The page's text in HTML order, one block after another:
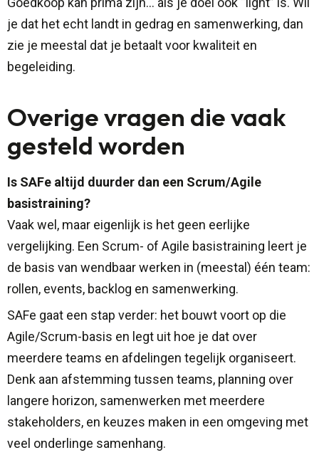
je dat het echt landt in gedrag en samenwerking, dan
zie je meestal dat je betaalt voor kwaliteit en
begeleiding.
Overige vragen die vaak
gesteld worden
Is SAFe altijd duurder dan een Scrum/Agile
basistraining?
Vaak wel, maar eigenlijk is het geen eerlijke
vergelijking. Een Scrum- of Agile basistraining leert je
de basis van wendbaar werken in (meestal) één team:
rollen, events, backlog en samenwerking.
SAFe gaat een stap verder: het bouwt voort op die
Agile/Scrum-basis en legt uit hoe je dat over
meerdere teams en afdelingen tegelijk organiseert.
Denk aan afstemming tussen teams, planning over
langere horizon, samenwerken met meerdere
stakeholders, en keuzes maken in een omgeving met
veel onderlinge samenhang.